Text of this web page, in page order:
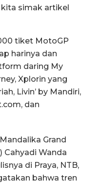
simak artikel
tiket MotoGP
harinya dan
daring My
Xplorin yang
Livin’ by Mandiri,
dan
Grand
Cahyadi Wanda
di Praya, NTB,
bahwa tren